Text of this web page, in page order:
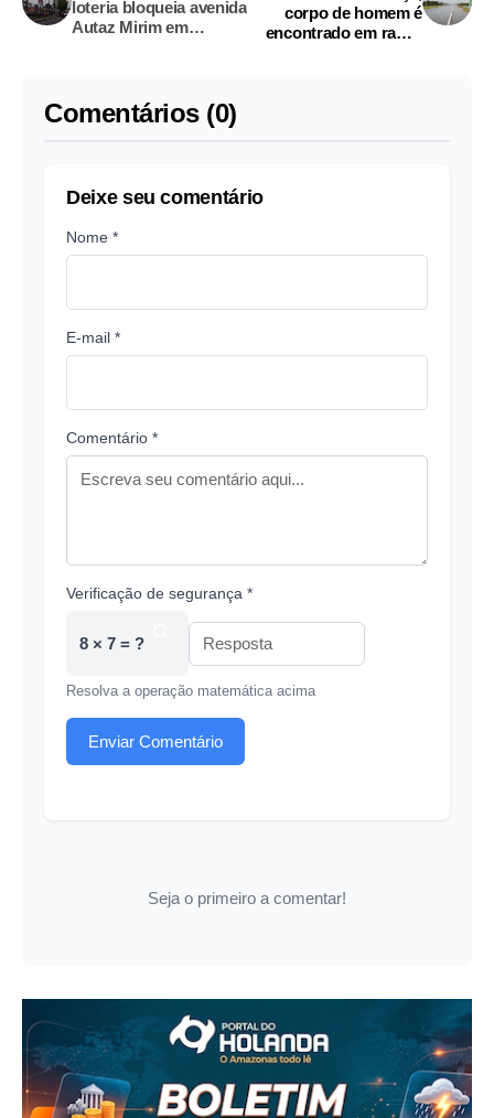
loteria bloqueia avenida
Autaz Mirim em
corpo de homem é
encontrado em ramal
Comentários (0)
Deixe seu comentário
Nome *
E-mail *
Comentário *
Verificação de segurança *
8 × 7 = ?
Resolva a operação matemática acima
Enviar Comentário
Seja o primeiro a comentar!